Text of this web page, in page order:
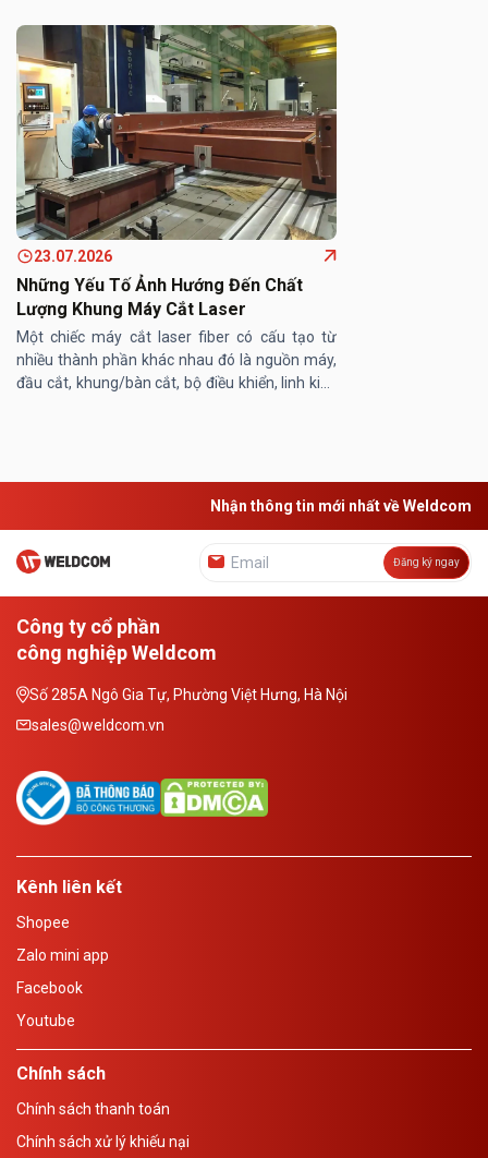
23.07.2026
Những Yếu Tố Ảnh Hướng Đến Chất
Lượng Khung Máy Cắt Laser
Một chiếc máy cắt laser fiber có cấu tạo từ
nhiều thành phần khác nhau đó là nguồn máy,
đầu cắt, khung/bàn cắt, bộ điều khiển, linh kiện
Nhận thông tin mới nhất về Weldcom
Đăng ký ngay
Công ty cổ phần
công nghiệp Weldcom
Số 285A Ngô Gia Tự, Phường Việt Hưng, Hà Nội
sales@weldcom.vn
Kênh liên kết
Shopee
Zalo mini app
Facebook
Youtube
Chính sách
Chính sách thanh toán
Chính sách xử lý khiếu nại